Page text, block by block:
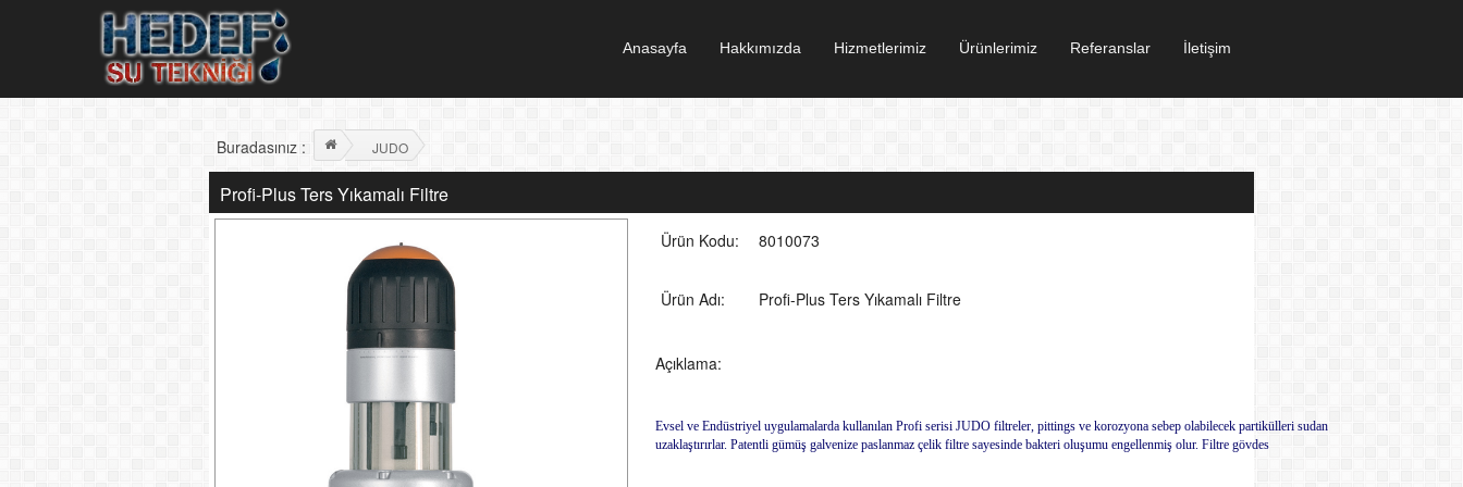
Anasayfa Hakkımızda Hizmetlerimiz Ürünlerimiz Referanslar İletişim
Buradasınız : JUDO
Profi-Plus Ters Yıkamalı Filtre
Ürün Kodu: 8010073
Ürün Adı: Profi-Plus Ters Yıkamalı Filtre
Açıklama:
Evsel ve Endüstriyel uygulamalarda kullanılan Profi serisi JUDO filtreler, pittings ve korozyona sebep olabilecek partikülleri sudan
uzaklaştırırlar. Patentli gümüş galvenize paslanmaz çelik filtre sayesinde bakteri oluşumu engellenmiş olur. Filtre gövdes